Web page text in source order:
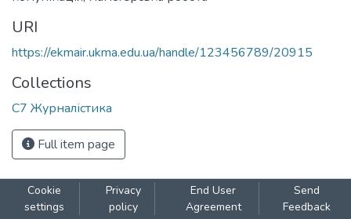
URI
https://ekmair.ukma.edu.ua/handle/123456789/20915
Collections
С7 Журналістика
Full item page
Cookie
settings
Privacy
policy
End User
Agreement
Send
Feedback